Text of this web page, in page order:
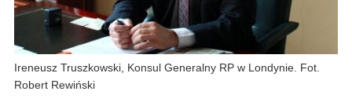
Ireneusz Truszkowski, Konsul Generalny RP w Londynie. Fot.
Robert Rewiński